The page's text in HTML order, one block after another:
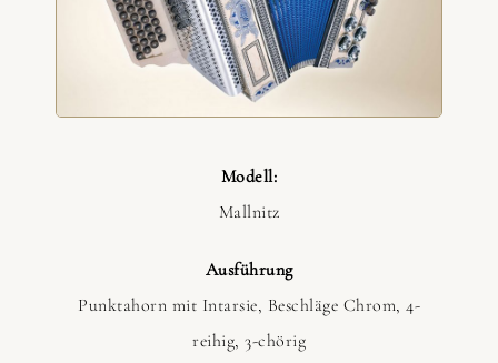
Modell:
Mallnitz
Ausführung
Punktahorn mit Intarsie, Beschläge Chrom, 4-
reihig, 3-chörig